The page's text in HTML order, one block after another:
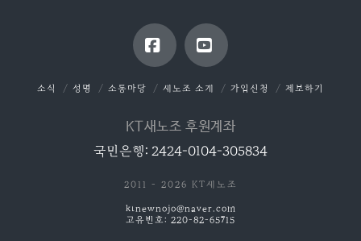
FacebookYouTube
소식 성명 소통마당 새노조 소개 가입신청 제보하기
KT새노조 후원계좌
국민은행: 2424-0104-305834
2011 - 2026 KT새노조
ktnewnojo@naver.com
고유번호: 220-82-65715